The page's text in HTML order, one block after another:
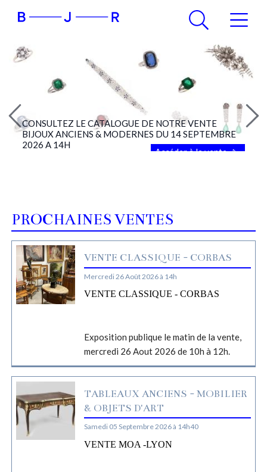
CONSULTEZ LE CATALOGUE DE NOTRE VENTE
BIJOUX ANCIENS & MODERNES DU 14 SEPTEMBRE
2026 A 14H
Accéder à la vente
PROCHAINES VENTES
VENTE CLASSIQUE - CORBAS
Mercredi 26 Août 2026 à 14h
VENTE CLASSIQUE - CORBAS
Exposition publique le matin de la vente,
mercredi 26 Aout 2026 de 10h à 12h.
TABLEAUX ANCIENS - MOBILIER
& OBJETS D'ART
Samedi 05 Septembre 2026 à 14h40
VENTE MOA -LYON